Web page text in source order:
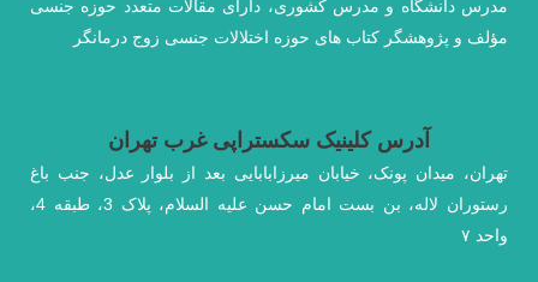
مدرس دانشگاه و مدرس کشوری، دارای مقالات متعدد حوزه جنسی
مؤلف و پژوهشگر کتاب های حوزه اختلالات جنسی زوج درمانگر
آدرس کلینیک سکستراپی غرب تهران
تهران، میدان پونک، خیابان میرزابابایی بعد از بلوار عدل، جنب باغ
رستوران لاله، بن بست امام حسن علیه السلام، پلاک 3، طبقه 4،
واحد ۷